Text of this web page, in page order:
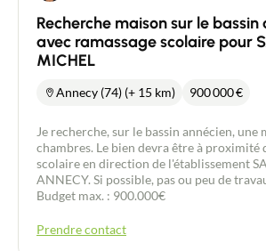
Recherche maison sur le bassin
avec ramassage scolaire pour
MICHEL
Annecy (74) (+ 15 km) 900 000€
Je recherche, sur le bassin annécien, une
chambres. Le bien devra être à proximité
scolaire en direction de l'établissement
ANNECY. Si possible, pas ou peu de
Budget max. : 900.000€
Prendre contact